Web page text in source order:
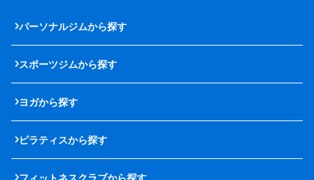
パーソナルジムから探す
スポーツジムから探す
ヨガから探す
ピラティスから探す
フィットネスクラブから探す